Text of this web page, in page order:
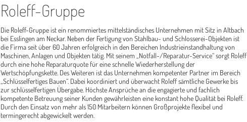
Roleff-Gruppe
Die Roleff-Gruppe ist ein renommiertes mittelständisches Unternehmen mit Sitz in Altbach
bei Esslingen am Neckar. Neben der Fertigung von Stahlbau- und Schlosserei-Objekten ist
die Firma seit über 60 Jahren erfolgreich in den Bereichen Industrieinstandhaltung von
Maschinen, Anlagen und Objekten tätig. Mit seinem „Notfall-/Reparatur-Service“ sorgt Roleff
durch eine hohe Reparaturquote für eine schnelle Wiederherstellung der
Wertschöpfungskette. Des Weiteren ist das Unternehmen kompetenter Partner im Bereich
„Schlüsselfertiges Bauen“. Dabei koordiniert und überwacht Roleff sämtliche Gewerke bis
zur schlüsselfertigen Übergabe. Höchste Ansprüche an die engagierte und fachlich
kompetente Betreuung seiner Kunden gewährleisten eine konstant hohe Qualität bei Roleff.
Durch den Einsatz von mehr als 150 Mitarbeitern können Großprojekte flexibel und
termingerecht abgewickelt werden.